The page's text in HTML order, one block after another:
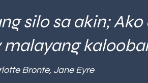
silo sa akin; Ako
malayang
Bronte, Jane Eyre